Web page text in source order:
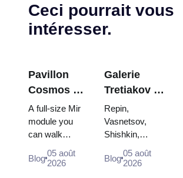
Ceci pourrait vous
intéresser.
Pavillon
Cosmos à
VDNKh : À
l'intérieur
de la plus
grande
exposition
A full-size Mir
module you
can walk
through, the
Energia–Buran
Blog05 août
2026
Galerie
Tretiakov :
Les chefs-
d'œuvre à
ne pas
manquer
Repin,
Vasnetsov,
Shishkin,
Vrubel, Serov
and Surikov —
Blog05 août
2026